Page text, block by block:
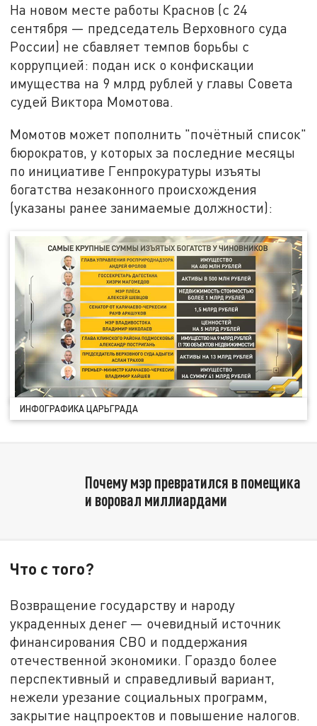
На новом месте работы Краснов (с 24
сентября — председатель Верховного суда
России) не сбавляет темпов борьбы с
коррупцией: подан иск о конфискации
имущества на 9 млрд рублей у главы Совета
судей Виктора Момотова.
Момотов может пополнить "почётный список"
бюрократов, у которых за последние месяцы
по инициативе Генпрокуратуры изъяты
богатства незаконного происхождения
(указаны ранее занимаемые должности):
ИНФОГРАФИКА ЦАРЬГРАДА
Почему мэр превратился в помещика
и воровал миллиардами
Что с того?
Возвращение государству и народу
украденных денег — очевидный источник
финансирования СВО и поддержания
отечественной экономики. Гораздо более
перспективный и справедливый вариант,
нежели урезание социальных программ,
закрытие нацпроектов и повышение налогов.